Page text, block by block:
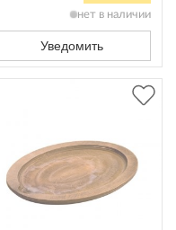
нет в наличии
Уведомить